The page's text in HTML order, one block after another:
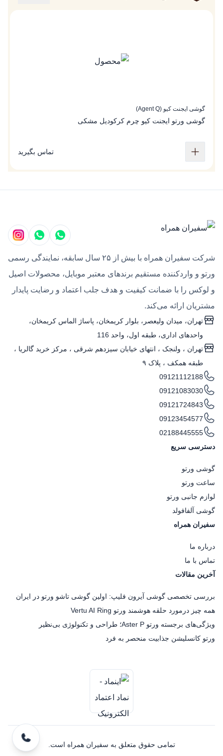
گوشی ایجنت کیو (Agent Q)
گوشی ورتو ایجنت کیو چرم کرکودیل مشکی
تماس بگیرید
شرکت سفیران همراه با بیش از ۲۵ سال سابقه، نمایندگی رسمی
ورتو و واردکننده مستقیم برندهای معتبر موبایل، محصولات اصیل
و لوکس را با ضمانت کیفیت و هدف جلب اعتماد و رضایت پایدار
مشتریان ارائه می‌کند.
تهران، میدان ولیعصر، بلوار کریمخان، پاساژ الماس کریمخان،
واحدهای اداری، طبقه اول، واحد 116
تهران ، ولنجک‌ ، انتهای خیابان سیزدهم شرقی ، مرکز خرید گالریا ،
طبقه همکف ، پلاک ۹
09121112188
09121083030
09121724843
09123454577
02188445555
دسترسی سریع
گوشی ورتو
ساعت ورتو
لوازم جانبی ورتو
گوشی آلفافولد
سفیران همراه
درباره ما
تماس با ما
آخرین مقالات
بررسی تخصصی گوشی آیرون فلیپ: اولین گوشی تاشو ورتو در ایران
همه چیز درمورد حلقه هوشمند ورتو Vertu AI Ring
ویژگی‌های برجسته ورتو Aster P؛ طراحی و تکنولوژی بی‌نظیر
ورتو کانسلیشن جذابیت منحصر به فرد
تمامی حقوق متعلق به سفیران همراه است.